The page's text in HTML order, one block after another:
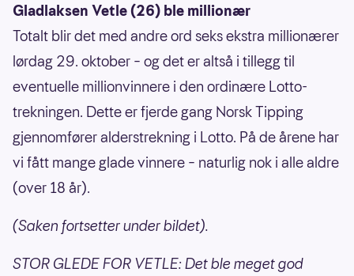
Gladlaksen Vetle (26) ble millionær
Totalt blir det med andre ord seks ekstra millionærer
lørdag 29. oktober – og det er altså i tillegg til
eventuelle millionvinnere i den ordinære Lotto-
trekningen. Dette er fjerde gang Norsk Tipping
gjennomfører alderstrekning i Lotto. På de årene har
vi fått mange glade vinnere – naturlig nok i alle aldre
(over 18 år).
(Saken fortsetter under bildet).
STOR GLEDE FOR VETLE: Det ble meget god